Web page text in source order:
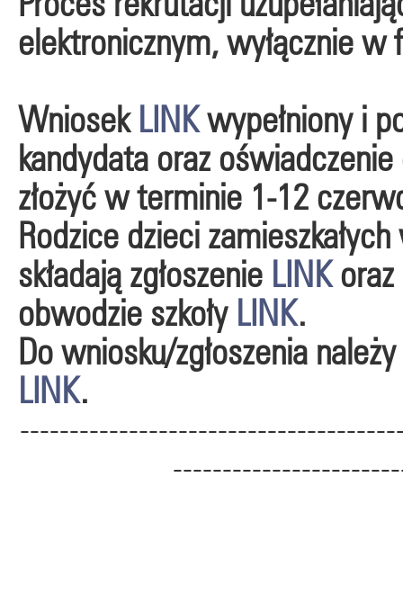
elektronicznym, wyłącznie
WniosekLINKwypełniony i
kandydata oraz
złożyć w terminie 1-12
Rodzice dzieci
składają zgłoszenie LINKoraz
obwodzie szkoły LINK.
Do wniosku/zgłoszenia
LINK.